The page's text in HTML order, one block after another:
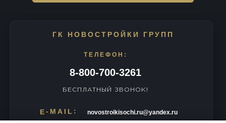
8-800-700-3261
БЕСПЛАТНЫЙ ЗВОНОК!
ТЕЛЕФОН:
ГК НОВОСТРОЙКИ ГРУПП
novostroikisochi.ru@yandex.ru
E-MAIL: